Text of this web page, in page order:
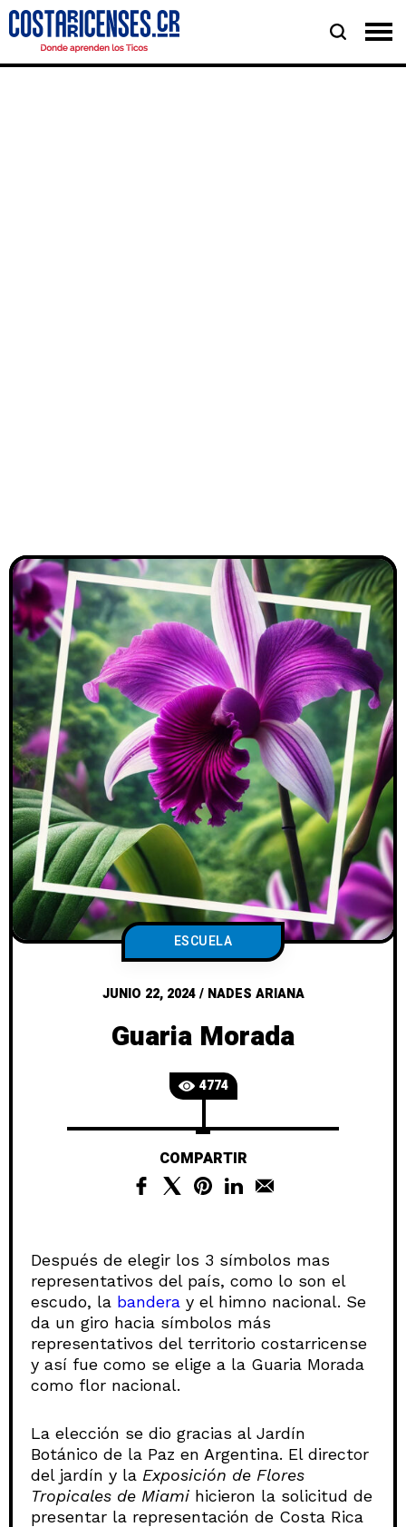
ESCUELA
JUNIO 22, 2024/ NADES ARIANA
Guaria Morada
4774
COMPARTIR
Después de elegir los 3 símbolos mas
representativos del país, como lo son el
escudo, la bandera y el himno nacional. Se
da un giro hacia símbolos más
representativos del territorio costarricense
y así fue como se elige a la Guaria Morada
como flor nacional.
La elección se dio gracias al Jardín
Botánico de la Paz en Argentina. El director
del jardín y la Exposición de Flores
Tropicales de Miami hicieron la solicitud de
presentar la representación de Costa Rica